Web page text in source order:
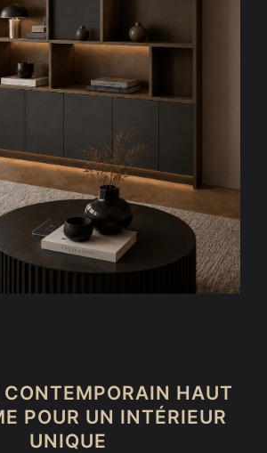
HAUT
POUR UN INTÉRIEUR
UNIQUE